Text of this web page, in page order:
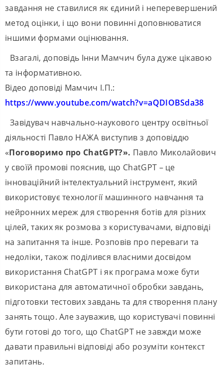
завдання не ставилися як єдиний і неперевершений
метод оцінки, і що вони повинні доповнюватися
іншими формами оцінювання.
Взагалі, доповідь Інни Мамчич була дуже цікавою
та інформативною.
Відео доповіді Мамчич І.П.:
https://www.youtube.com/watch?v=aQDIOBSda38
Завідувач навчально-наукового центру освітньої
діяльності Павло НАЖА виступив з доповіддю
«Поговоримо про ChatGPT?». Павло Миколайович
у своїй промові пояснив, що ChatGPT – це
інноваційний інтелектуальний інструмент, який
використовує технології машинного навчання та
нейронних мереж для створення ботів для різних
цілей, таких як розмова з користувачами, відповіді
на запитання та інше. Розповів про переваги та
недоліки, також поділився власними досвідом
використання ChatGPT і як програма може бути
використана для автоматичної обробки завдань,
підготовки тестових завдань та для створення плану
занять тощо. Але зауважив, що користувачі повинні
бути готові до того, що ChatGPT не завжди може
давати правильні відповіді або розуміти контекст
запитань.